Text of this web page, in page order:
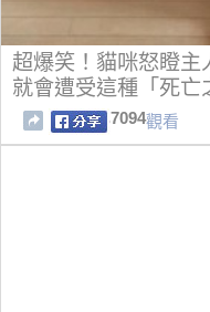
超爆笑！貓咪怒瞪
就會遭受這種「死亡
7094觀看